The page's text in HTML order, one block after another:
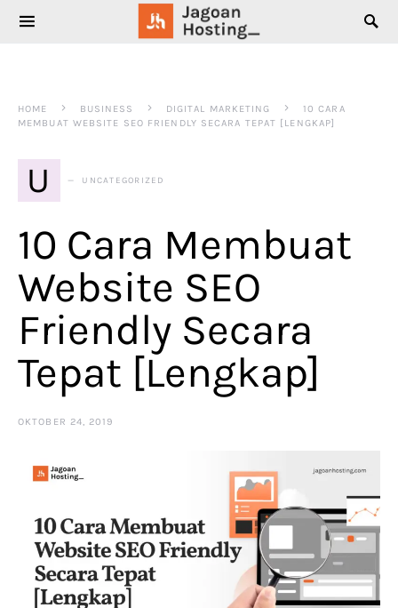
SEARCH FOR:
HOME BUSINESS DIGITAL MARKETING
10 CARA
MEMBUAT WEBSITE SEO FRIENDLY SECARA TEPAT [LENGKAP]
U UNCATEGORIZED
10 Cara Membuat
Website SEO
Friendly Secara
Tepat [Lengkap]
OKTOBER 24, 2019